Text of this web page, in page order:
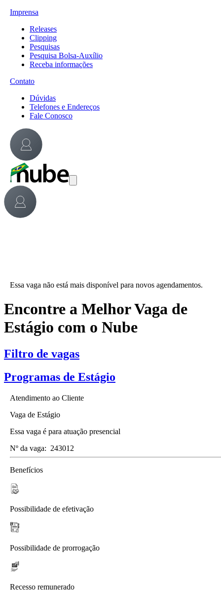
Imprensa
Releases
Clipping
Pesquisas
Pesquisa Bolsa-Auxílio
Receba informações
Contato
Dúvidas
Telefones e Endereços
Fale Conosco
Essa vaga não está mais disponível para novos agendamentos.
Encontre a Melhor Vaga de
Estágio com o Nube
Filtro de vagas
Programas de Estágio
Atendimento ao Cliente
Vaga de Estágio
Essa vaga é para atuação presencial
Nº da vaga: 243012
Benefícios
Possibilidade de efetivação
Possibilidade de prorrogação
Recesso remunerado